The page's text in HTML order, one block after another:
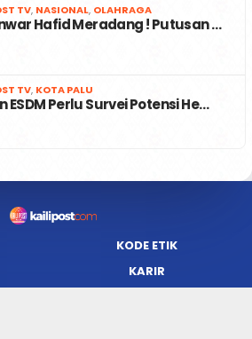
TV, NASIONAL, OLAHRAGA
Hafid Meradang ! Putusan …
TV, KOTA PALU
Perlu Survei Potensi He…
KODE ETIK
KARIR